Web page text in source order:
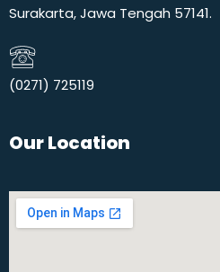
Surakarta, Jawa Tengah 57141.
(0271) 725119​
Our Location